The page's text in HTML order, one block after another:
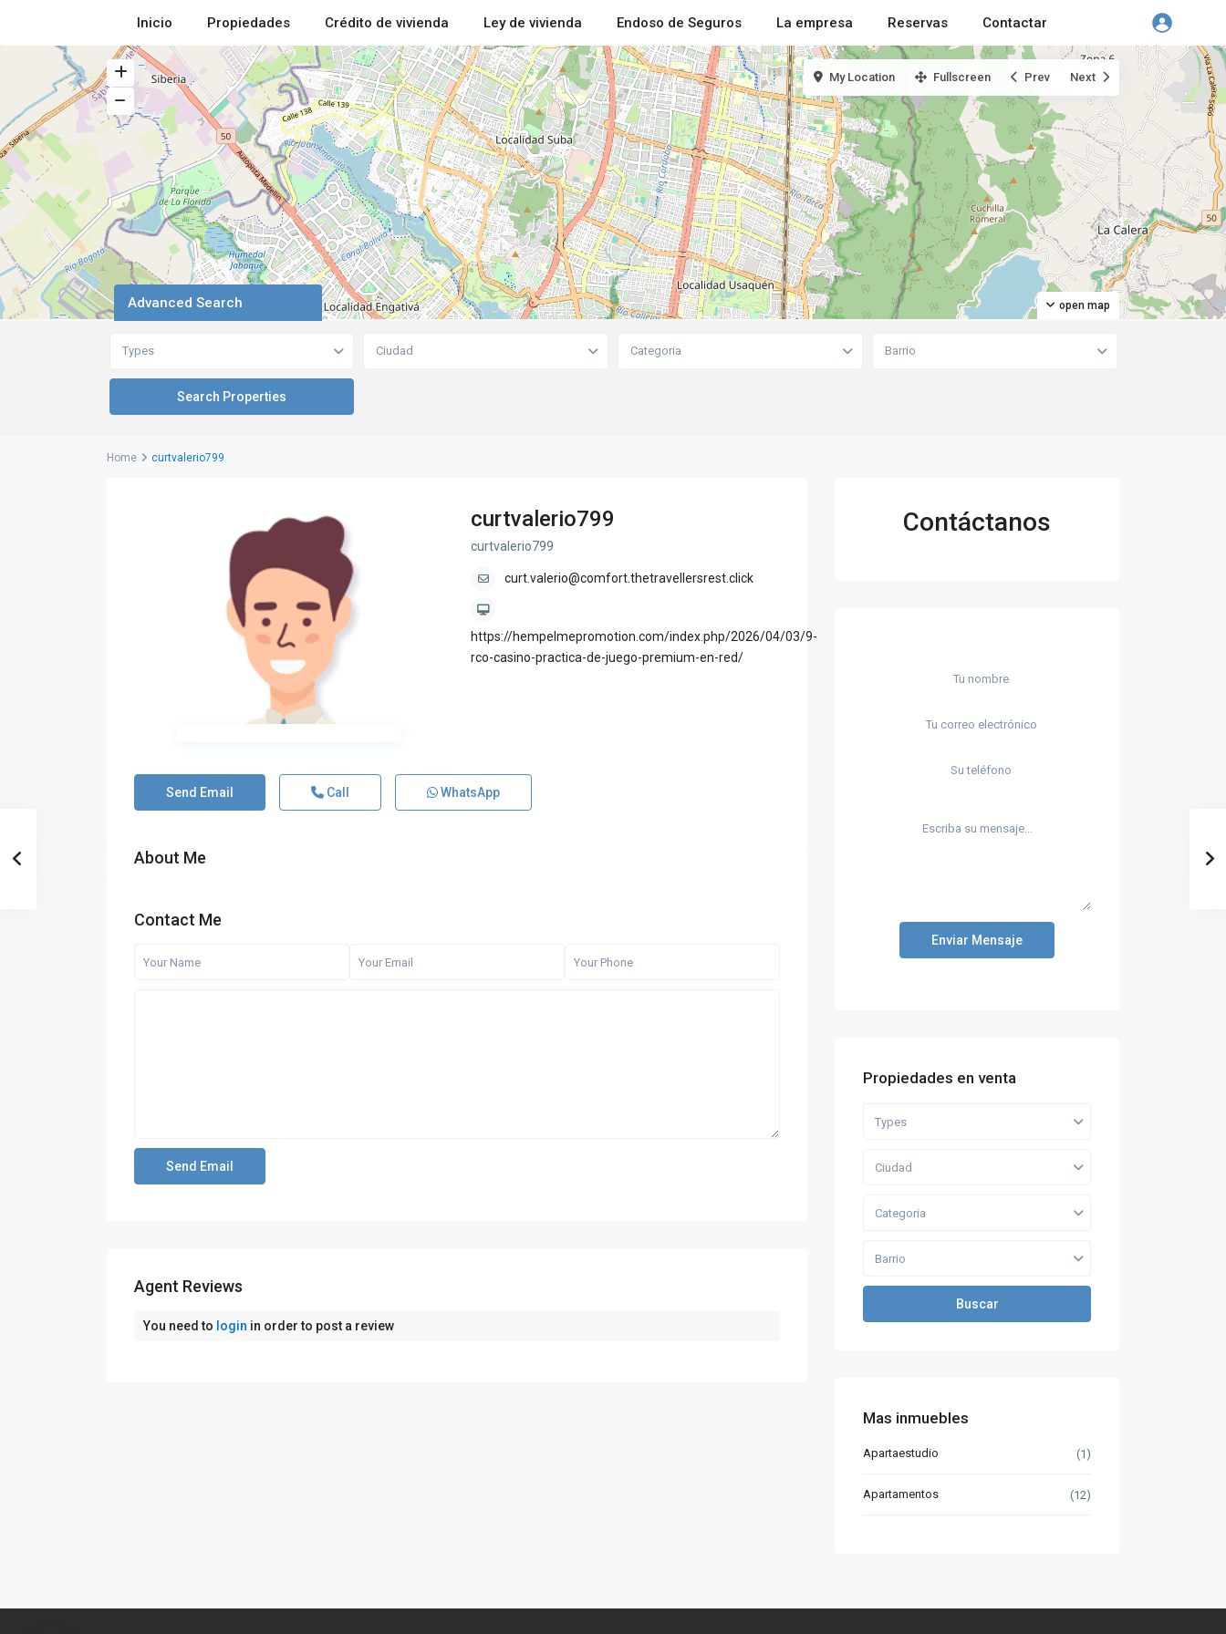
Inicio Propiedades Crédito de vivienda Ley de vivienda Endoso de Seguros La empresa Reservas Contactar
open map
My Location Fullscreen Prev Next
Advanced Search
Types Ciudad Categoria Barrio
Home curtvalerio799
curtvalerio799
curtvalerio799
curt.valerio@comfort.thetravellersrest.click
https://hempelmepromotion.com/index.php/2026/04/03/9-
rco-casino-practica-de-juego-premium-en-red/
Send Email Call WhatsApp
About Me
Contact Me
Agent Reviews
You need to login in order to post a review
Contáctanos
Enviar Mensaje
Propiedades en venta
Types
Ciudad
Categoria
Barrio
Buscar
Mas inmuebles
Apartaestudio (1)
Apartamentos (12)